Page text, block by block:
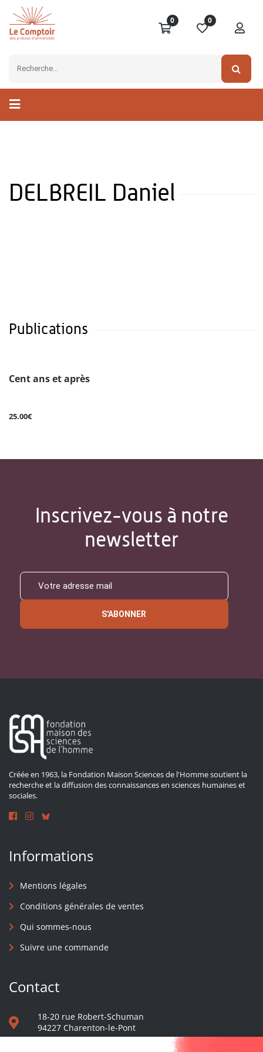
0 0
DELBREIL Daniel
Publications
Cent ans et après
25.00€
Inscrivez-vous à notre
newsletter
S'ABONNER
Créée en 1963, la Fondation Maison Sciences de l'Homme soutient la
recherche et la diffusion des connaissances en sciences humaines et
sociales.
Informations
Mentions légales
Conditions générales de ventes
Qui sommes-nous
Suivre une commande
Contact
18-20 rue Robert-Schuman
94227 Charenton-le-Pont